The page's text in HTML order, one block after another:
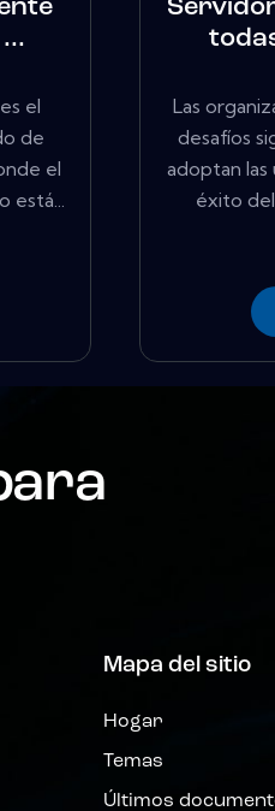
el
de
el
Las
desafíos
adoptan las
éxito del
Mapa del sitio
Hogar
Temas
Últimos